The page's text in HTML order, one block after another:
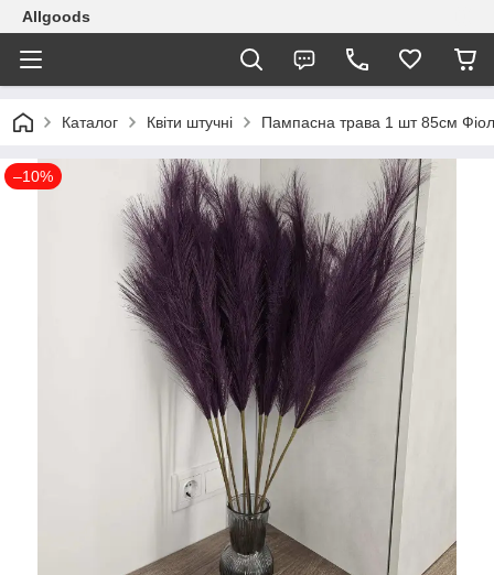
Allgoods
Каталог Квіти штучні Пампасна трава 1 шт 85см
–10%